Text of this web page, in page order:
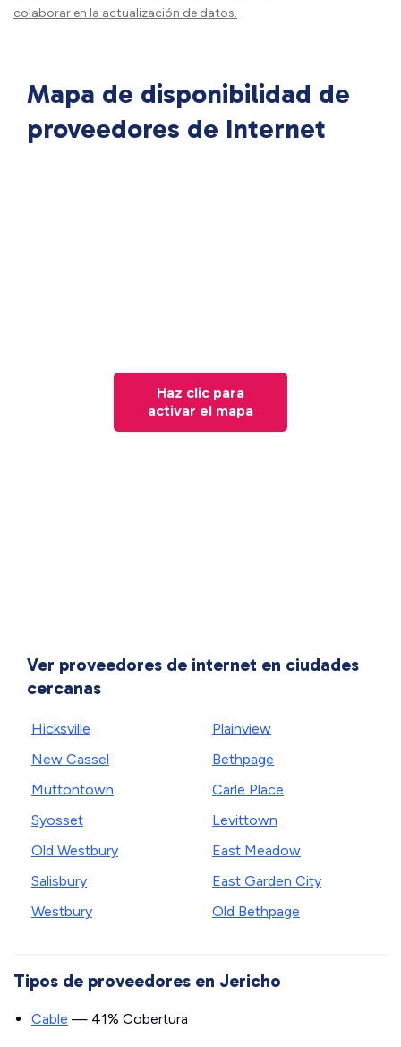
colaborar en la actualización de datos.
Mapa de disponibilidad de
proveedores de Internet
Haz clic para
activar el mapa
Ver proveedores de internet en ciudades
cercanas
Hicksville
New Cassel
Muttontown
Syosset
Old Westbury
Salisbury
Westbury
Plainview
Bethpage
Carle Place
Levittown
East Meadow
East Garden City
Old Bethpage
Tipos de proveedores en Jericho
Cable — 41% Cobertura